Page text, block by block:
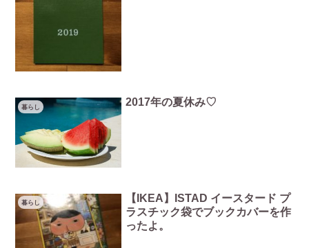
暮らし 2017年の夏休み♡
暮らし
【IKEA】ISTAD イースタード プ
ラスチック袋でブックカバーを作
ったよ。